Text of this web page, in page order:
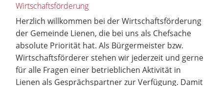
Wirtschaftsförderung
Herzlich willkommen bei der Wirtschaftsförderung
der Gemeinde Lienen, die bei uns als Chefsache
absolute Priorität hat. Als Bürgermeister bzw.
Wirtschaftsförderer stehen wir jederzeit und gerne
für alle Fragen einer betrieblichen Aktivität in
Lienen als Gesprächspartner zur Verfügung. Damit